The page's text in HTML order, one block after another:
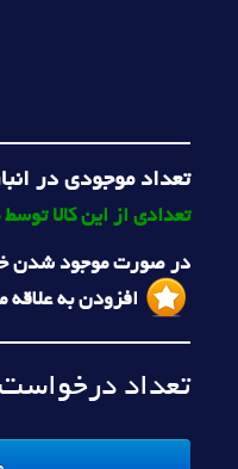
تعداد موجودی در
تعدادی از این کالا
در صورت موجود شدن
افزودن به علاقه
تعداد